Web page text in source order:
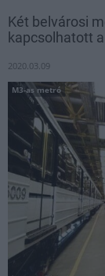
Két belvárosi
kapcsolhatott
2020.03.09
M3-as metró